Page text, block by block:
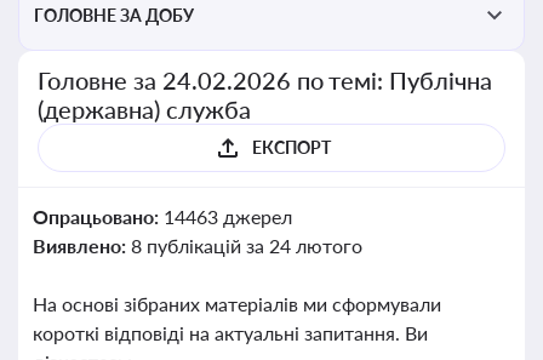
ГОЛОВНЕ ЗА ДОБУ
Головне за 24.02.2026 по темі: Публічна
(державна) служба
ЕКСПОРТ
Опрацьовано: 14463 джерел
Виявлено: 8 публікацій за 24 лютого
На основі зібраних матеріалів ми сформували
короткі відповіді на актуальні запитання. Ви